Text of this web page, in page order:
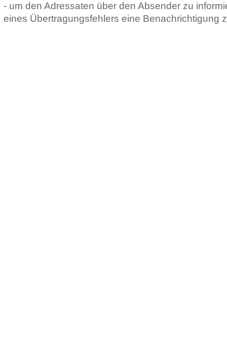
- um den Adressaten über den Absender zu
eines Übertragungsfehlers eine Benachrichtigung